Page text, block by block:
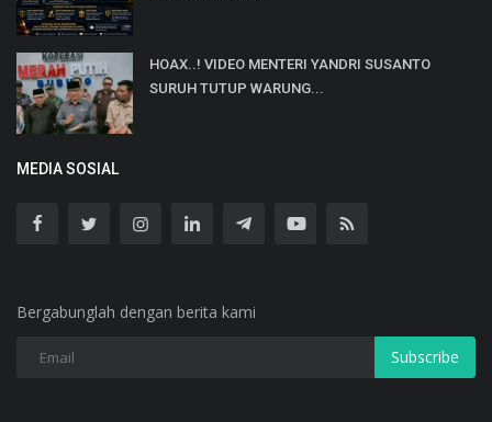
HOAX..! VIDEO MENTERI YANDRI SUSANTO
SURUH TUTUP WARUNG...
MEDIA SOSIAL
Bergabunglah dengan berita kami
Subscribe